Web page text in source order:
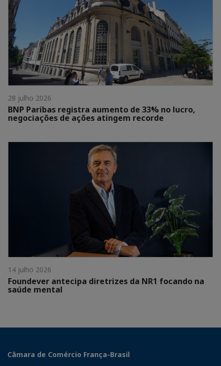
28 julho 2026
BNP Paribas registra aumento de 33% no lucro,
negociações de ações atingem recorde
14 julho 2026
Foundever antecipa diretrizes da NR1 focando na
saúde mental
Câmara de Comércio França-Brasil